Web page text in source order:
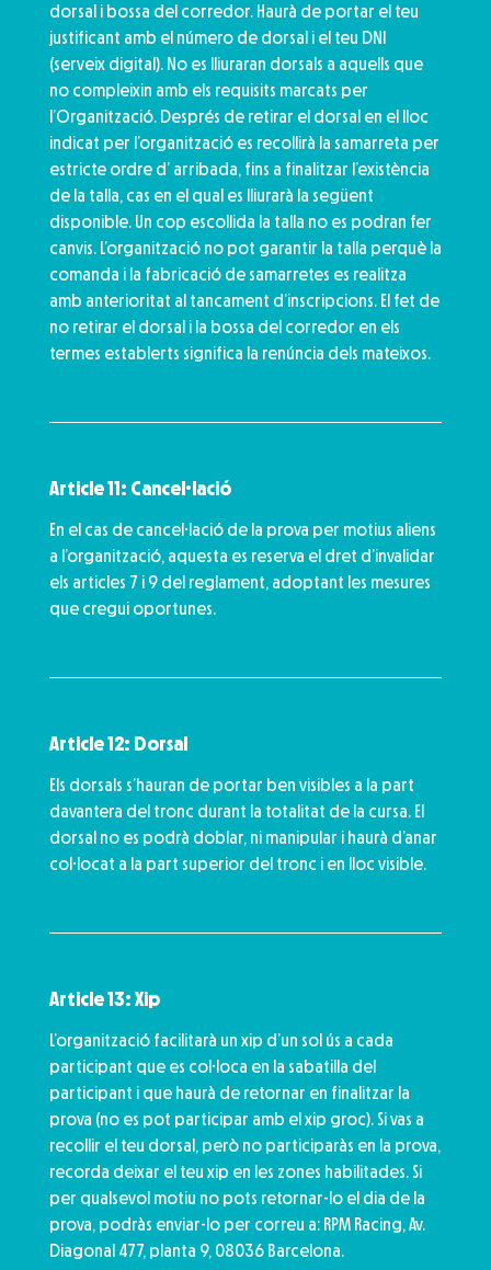
dorsal i bossa del corredor. Haurà de portar el teu
justificant amb el número de dorsal i el teu DNI
(serveix digital). No es lliuraran dorsals a aquells que
no compleixin amb els requisits marcats per
l’Organització. Després de retirar el dorsal en el lloc
indicat per l’organització es recollirà la samarreta per
estricte ordre d’ arribada, fins a finalitzar l’existència
de la talla, cas en el qual es lliurarà la següent
disponible. Un cop escollida la talla no es podran fer
canvis. L’organització no pot garantir la talla perquè la
comanda i la fabricació de samarretes es realitza
amb anterioritat al tancament d’inscripcions. El fet de
no retirar el dorsal i la bossa del corredor en els
termes establerts significa la renúncia dels mateixos.
Article 11: Cancel·lació
En el cas de cancel·lació de la prova per motius aliens
a l’organització, aquesta es reserva el dret d’invalidar
els articles 7 i 9 del reglament, adoptant les mesures
que cregui oportunes.
Article 12: Dorsal
Els dorsals s’hauran de portar ben visibles a la part
davantera del tronc durant la totalitat de la cursa. El
dorsal no es podrà doblar, ni manipular i haurà d’anar
col·locat a la part superior del tronc i en lloc visible.
Article 13: Xip
L’organització facilitarà un xip d’un sol ús a cada
participant que es col·loca en la sabatilla del
participant i que haurà de retornar en finalitzar la
prova (no es pot participar amb el xip groc). Si vas a
recollir el teu dorsal, però no participaràs en la prova,
recorda deixar el teu xip en les zones habilitades. Si
per qualsevol motiu no pots retornar-lo el dia de la
prova, podràs enviar-lo per correu a: RPM Racing, Av.
Diagonal 477, planta 9, 08036 Barcelona.